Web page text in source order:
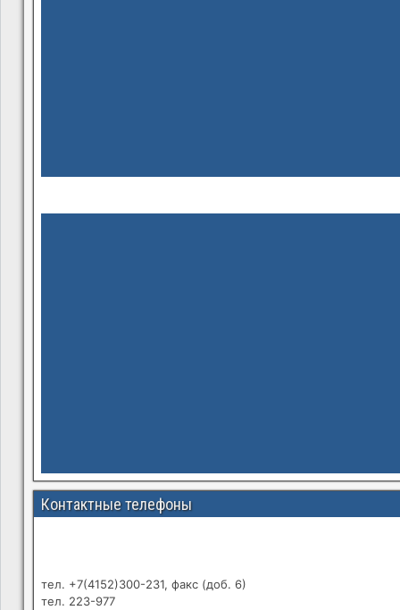
Контактные телефоны
тел. +7(4152)300-231, факс (доб. 6)
тел. 223-977